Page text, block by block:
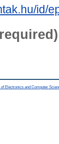
id/
of Electronics and Computer